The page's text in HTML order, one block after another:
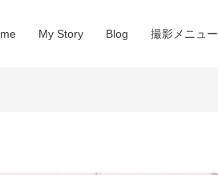
My Story Blog 撮影メニュー